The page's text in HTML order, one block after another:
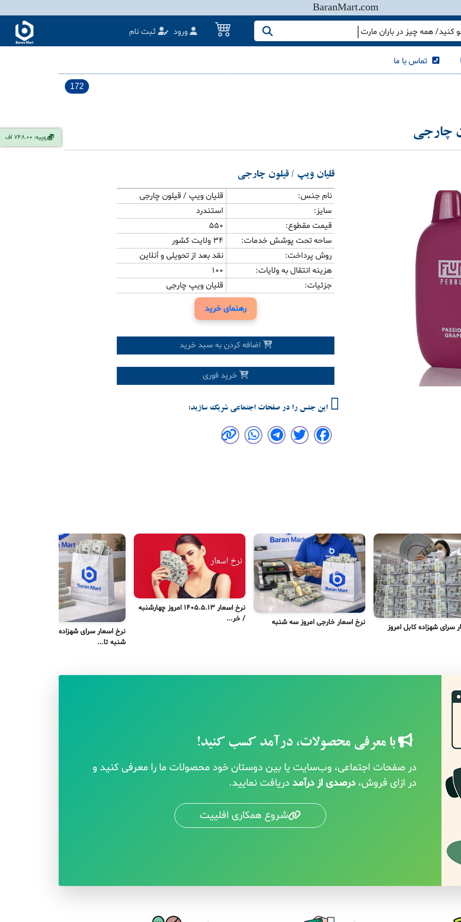
BaranMart.com
کنید/ همه چیز در باران مارت ورود ثبت نام
تماس با ما
روپیه: 748.00 اف
172
چارجی
قلیان ویپ / قیلون چارجی
نام جنس:
قلیان ویپ / قیلون چارجی
سایز:
استندرد
قیمت مقطوع:
550
ساحه تحت پوشش خدمات:
34 ولایت کشور
روش پرداخت:
نقد بعد از تحویلی و آنلاین
هزینه انتقال به ولایات:
100
جزئیات:
قلیان ویپ چارجی
رهنمای خرید
اضافه کردن به سبد خرید
خرید فوری
این جنس را در صفحات اجتماعی شریک سازید:
نرخ اسعار سرای شهزاده کابل امروز
شنبه تا...
نرخ اسعار 1405.5.13 امروز چهارشنبه
/ خر...
نرخ اسعار خارجی امروز سه شنبه
سرای شهزاده کابل امروز
با معرفی محصولات، درآمد کسب کنید!
در صفحات اجتماعی، وب‌سایت یا بین دوستان خود محصولات ما را معرفی کنید و
در ازای فروش، درصدی از درآمد دریافت نمایید.
شروع همکاری افلییت